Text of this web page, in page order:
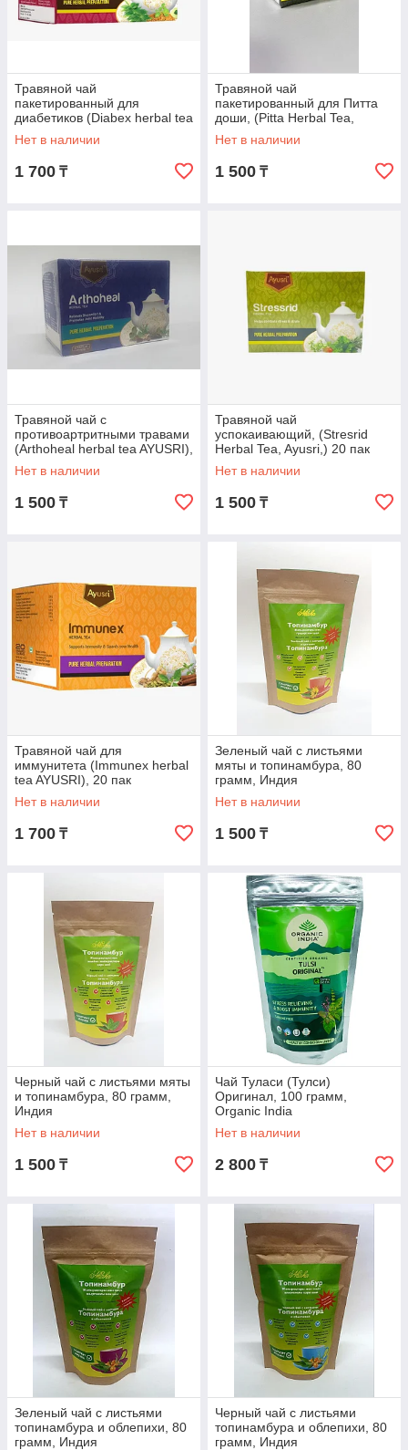
Травяной чай
пакетированный для
диабетиков (Diabex herbal tea
AYUSRI), 20 пак
Нет в наличии
1 700 ₸
Травяной чай
пакетированный для Питта
доши, (Pitta Herbal Tea,
Ayusri) 20 пак.
Нет в наличии
1 500 ₸
Травяной чай с
противоартритными травами
(Arthoheal herbal tea AYUSRI),
20 пак
Нет в наличии
1 500 ₸
Травяной чай
успокаивающий, (Stresrid
Herbal Tea, Ayusri,) 20 пак
Нет в наличии
1 500 ₸
Травяной чай для
иммунитета (Immunex herbal
tea AYUSRI), 20 пак
Нет в наличии
1 700 ₸
Зеленый чай с листьями
мяты и топинамбура, 80
грамм, Индия
Нет в наличии
1 500 ₸
Черный чай с листьями мяты
и топинамбура, 80 грамм,
Индия
Нет в наличии
1 500 ₸
Чай Туласи (Тулси)
Оригинал, 100 грамм,
Organic India
Нет в наличии
2 800 ₸
Зеленый чай с листьями
топинамбура и облепихи, 80
грамм, Индия
Черный чай с листьями
топинамбура и облепихи, 80
грамм, Индия